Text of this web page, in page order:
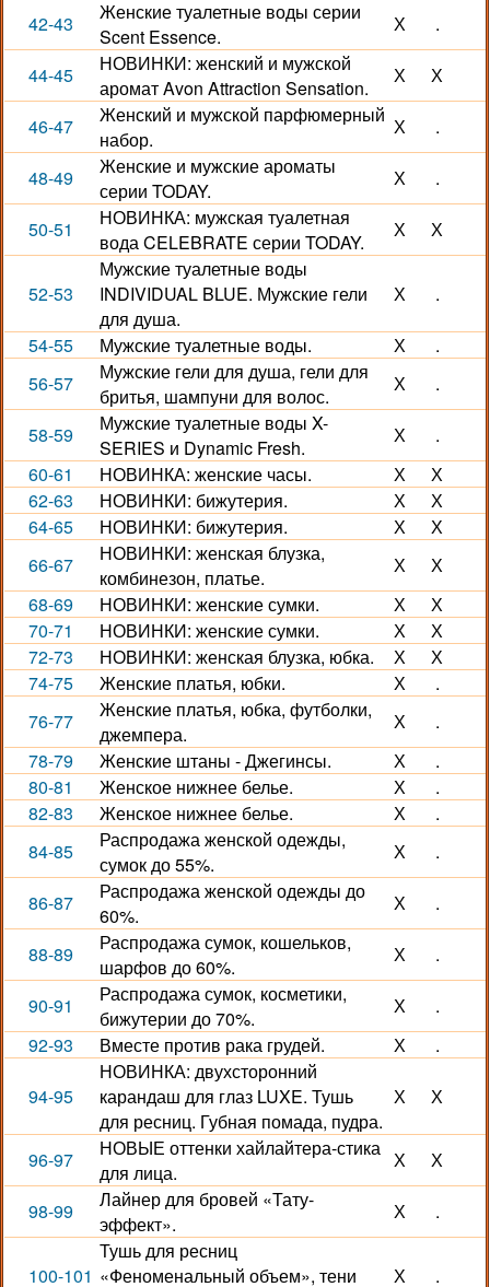
42-43
Женские туалетные воды серии
Scent Essence.
Х .
44-45
НОВИНКИ: женский и мужской
аромат Avon Attraction Sensation.
Х Х
46-47
Женский и мужской парфюмерный
набор.
Х .
48-49
Женские и мужские ароматы
серии TODAY.
Х .
50-51
НОВИНКА: мужская туалетная
вода CELEBRATE серии TODAY.
Х Х
52-53
Мужские туалетные воды
INDIVIDUAL BLUE. Мужские гели
для душа.
Х .
54-55 Мужские туалетные воды. Х
.
56-57
Мужские гели для душа, гели для
бритья, шампуни для волос.
Х .
58-59
Мужские туалетные воды X-
SERIES и Dynamic Fresh.
Х
.
60-61
НОВИНКА: женские часы. Х
Х
62-63
НОВИНКИ: бижутерия. Х
Х
64-65
НОВИНКИ: бижутерия. Х
Х
66-67
НОВИНКИ: женская блузка,
комбинезон, платье.
Х
Х
68-69
НОВИНКИ: женские сумки. Х
Х
70-71
НОВИНКИ: женские сумки. Х
Х
72-73
НОВИНКИ: женская блузка, юбка. Х
Х
74-75
Женские платья, юбки. Х
.
76-77
Женские платья, юбка, футболки,
джемпера.
Х
.
78-79
Женские штаны - Джегинсы. Х
.
80-81
Женское нижнее белье. Х
.
82-83
Женское нижнее белье. Х
.
84-85
Распродажа женской одежды,
сумок до 55%.
Х .
86-87
Распродажа женской одежды до
60%.
Х .
88-89
Распродажа сумок, кошельков,
шарфов до 60%.
Х .
90-91
Распродажа сумок, косметики,
бижутерии до 70%.
Х
.
92-93
Вместе против рака грудей. Х .
94-95
НОВИНКА: двухсторонний
карандаш для глаз LUXE. Тушь
для ресниц. Губная помада, пудра.
Х Х
96-97
НОВЫЕ оттенки хайлайтера-стика
для лица.
Х Х
98-99
Лайнер для бровей «Тату-
эффект».
Х .
100-101
Тушь для ресниц
«Феноменальный объем», тени
Х .